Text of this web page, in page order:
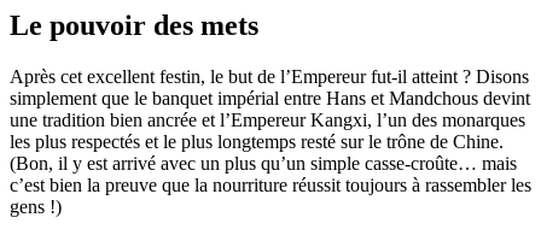
Le pouvoir des mets
Après cet excellent festin, le but de l’Empereur fut-il atteint ? Disons
simplement que le banquet impérial entre Hans et Mandchous devint
une tradition bien ancrée et l’Empereur Kangxi, l’un des monarques
les plus respectés et le plus longtemps resté sur le trône de Chine.
(Bon, il y est arrivé avec un plus qu’un simple casse-croûte… mais
c’est bien la preuve que la nourriture réussit toujours à rassembler les
gens !)